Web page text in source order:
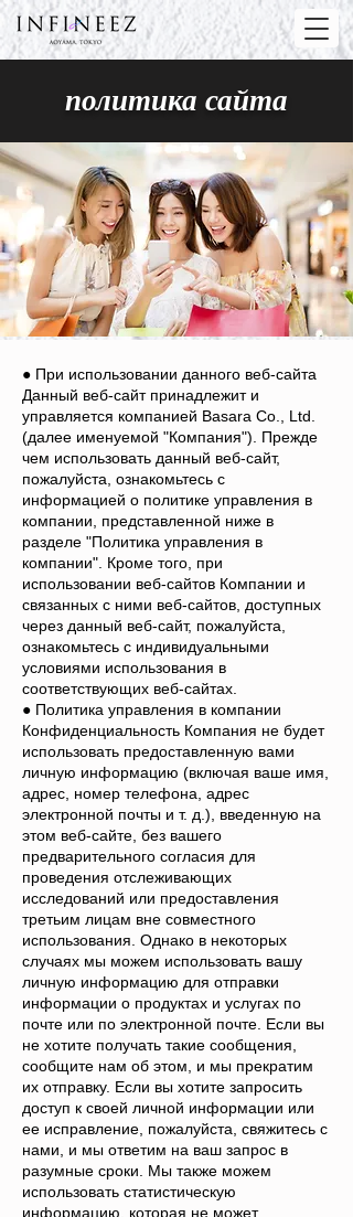
политика сайта
● При использовании данного веб-сайта
Данный веб-сайт принадлежит и
управляется компанией Basara Co., Ltd.
(далее именуемой "Компания"). Прежде
чем использовать данный веб-сайт,
пожалуйста, ознакомьтесь с
информацией о политике управления в
компании, представленной ниже в
разделе "Политика управления в
компании". Кроме того, при
использовании веб-сайтов Компании и
связанных с ними веб-сайтов, доступных
через данный веб-сайт, пожалуйста,
ознакомьтесь с индивидуальными
условиями использования в
соответствующих веб-сайтах.
● Политика управления в компании
Конфиденциальность Компания не будет
использовать предоставленную вами
личную информацию (включая ваше имя,
адрес, номер телефона, адрес
электронной почты и т. д.), введенную на
этом веб-сайте, без вашего
предварительного согласия для
проведения отслеживающих
исследований или предоставления
третьим лицам вне совместного
использования. Однако в некоторых
случаях мы можем использовать вашу
личную информацию для отправки
информации о продуктах и услугах по
почте или по электронной почте. Если вы
не хотите получать такие сообщения,
сообщите нам об этом, и мы прекратим
их отправку. Если вы хотите запросить
доступ к своей личной информации или
ее исправление, пожалуйста, свяжитесь с
нами, и мы ответим на ваш запрос в
разумные сроки. Мы также можем
использовать статистическую
информацию, которая не может